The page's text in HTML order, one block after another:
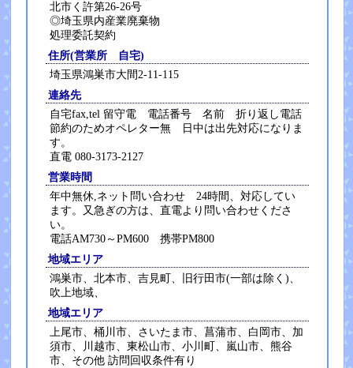
北市く許第26-26号
◎埼玉県内産業廃棄物
処理委託契約
住所(営業所 自宅)
埼玉県鴻巣市大間2-11-115
連絡先
自宅fax,tel 留守電 電話番号 名前 折り返し電話
節約のためオペレター無 日中は出先対応になりま
す。
直電 080-3173-2127
営業時間
年中無休,ネット問い合わせ 24時間、対応してい
ます。又急ぎの方は、直電より問い合わせくださ
い。
電話AM730～PM600 携帯PM800
地域エリア
鴻巣市、北本市、吉見町、旧行田市(一部は除く)、
吹上地域、
地域エリア
上尾市、桶川市、さいたま市、菖蒲市、白岡市、加
須市、川越市、東松山市、小川町、嵐山市、熊谷
市、その他 訪問回収条件有り